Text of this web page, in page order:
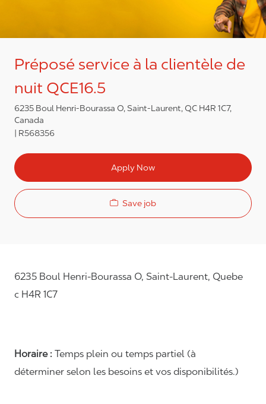
Préposé service à la clientèle de
nuit QCE16.5
6235 Boul Henri-Bourassa O, Saint-Laurent, QC H4R 1C7,
Canada
R568356
Apply Now
Save job
6235 Boul Henri-Bourassa O, Saint-Laurent, Quebe
c H4R 1C7
Horaire : Temps plein ou temps partiel (à
déterminer selon les besoins et vos disponibilités.)